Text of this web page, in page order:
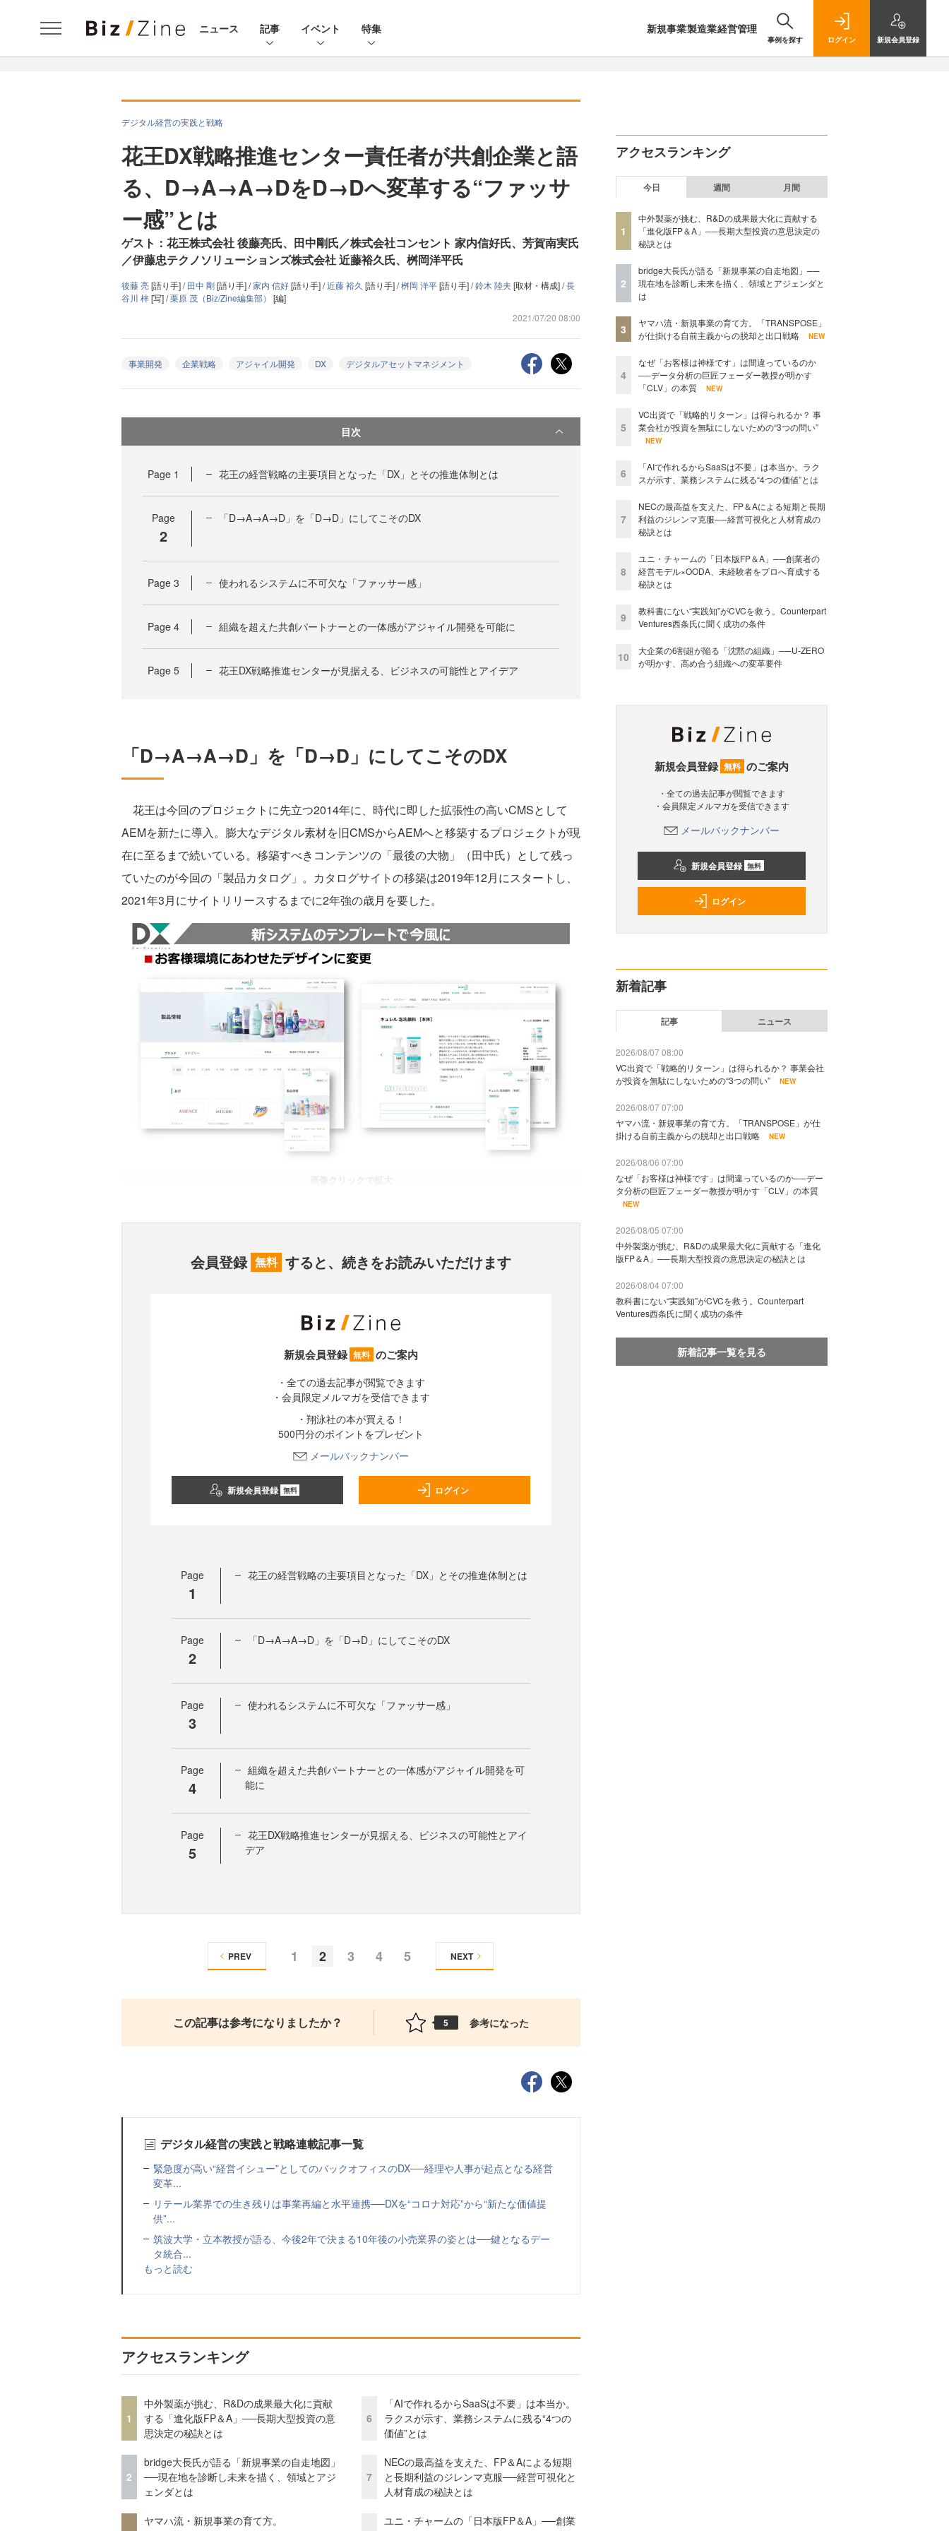
ニュース 記事 イベント 特集 新規事業製造業経営管理
事例を探す ログイン 新規会員登録
デジタル経営の実践と戦略
花王DX戦略推進センター責任者が共創企業と語
る、D→A→A→DをD→Dへ変革する“ファッサ
ー感”とは
ゲスト：花王株式会社 後藤亮氏、田中剛氏／株式会社コンセント 家内信好氏、芳賀南実氏
／伊藤忠テクノソリューションズ株式会社 近藤裕久氏、桝岡洋平氏
後藤 亮[語り手] /田中 剛[語り手] /家内 信好[語り手] /近藤 裕久 [語り手] /桝岡 洋平[語り手] /鈴木 陸夫 [取材・構成] /長
谷川 梓[写] /栗原 茂（Biz/Zine編集部） [編]
2021/07/20 08:00
事業開発 企業戦略 アジャイル開発 DX デジタルアセットマネジメント
目次
Page 1 花王の経営戦略の主要項目となった「DX」とその推進体制とは
Page
2
「D→A→A→D」を「D→D」にしてこそのDX
Page 3 使われるシステムに不可欠な「ファッサー感」
Page 4 組織を超えた共創パートナーとの一体感がアジャイル開発を可能に
Page 5 花王DX戦略推進センターが見据える、ビジネスの可能性とアイデア
「D→A→A→D」を「D→D」にしてこそのDX
花王は今回のプロジェクトに先立つ2014年に、時代に即した拡張性の高いCMSとして
AEMを新たに導入。膨大なデジタル素材を旧CMSからAEMへと移築するプロジェクトが現
在に至るまで続いている。移築すべきコンテンツの「最後の大物」（田中氏）として残っ
ていたのが今回の「製品カタログ」。カタログサイトの移築は2019年12月にスタートし、
2021年3月にサイトリリースするまでに2年強の歳月を要した。
画像クリックで拡大
会員登録 無料 すると、続きをお読みいただけます
新規会員登録 無料 のご案内
・全ての過去記事が閲覧できます
・会員限定メルマガを受信できます
・翔泳社の本が買える！
500円分のポイントをプレゼント
メールバックナンバー
新規会員登録 無料 ログイン
Page
1
花王の経営戦略の主要項目となった「DX」とその推進体制とは
Page
2
「D→A→A→D」を「D→D」にしてこそのDX
Page
3
使われるシステムに不可欠な「ファッサー感」
Page
4
組織を超えた共創パートナーとの一体感がアジャイル開発を可
能に
Page
5
花王DX戦略推進センターが見据える、ビジネスの可能性とアイ
デア
1 2 3 4 5
PREV NEXT
この記事は参考になりましたか？ 5 参考になった
デジタル経営の実践と戦略連載記事一覧
緊急度が高い“経営イシュー”としてのバックオフィスのDX──経理や人事が起点となる経営
変革...
リテール業界での生き残りは事業再編と水平連携──DXを“コロナ対応”から“新たな価値提
供”...
筑波大学・立本教授が語る、今後2年で決まる10年後の小売業界の姿とは──鍵となるデー
タ統合...
もっと読む
アクセスランキング
1
中外製薬が挑む、R&Dの成果最大化に貢献
する「進化版FP＆A」──長期大型投資の意
思決定の秘訣とは
2
bridge大長氏が語る「新規事業の自走地図」
──現在地を診断し未来を描く、領域とアジ
ェンダとは
ヤマハ流・新規事業の育て方。
6
「AIで作れるからSaaSは不要」は本当か。
ラクスが示す、業務システムに残る“4つの
価値”とは
7
NECの最高益を支えた、FP＆Aによる短期
と長期利益のジレンマ克服──経営可視化と
人材育成の秘訣とは
ユニ・チャームの「日本版FP＆A」──創業
アクセスランキング
今日 週間 月間
1
中外製薬が挑む、R&Dの成果最大化に貢献する
「進化版FP＆A」──長期大型投資の意思決定の
秘訣とは
2
bridge大長氏が語る「新規事業の自走地図」──
現在地を診断し未来を描く、領域とアジェンダと
は
3
ヤマハ流・新規事業の育て方。「TRANSPOSE」
が仕掛ける自前主義からの脱却と出口戦略
NEW
4
なぜ「お客様は神様です」は間違っているのか
──データ分析の巨匠フェーダー教授が明かす
「CLV」の本質
NEW
5
VC出資で「戦略的リターン」は得られるか？ 事
業会社が投資を無駄にしないための“3つの問い”
NEW
6
「AIで作れるからSaaSは不要」は本当か。ラク
スが示す、業務システムに残る“4つの価値”とは
7
NECの最高益を支えた、FP＆Aによる短期と長期
利益のジレンマ克服──経営可視化と人材育成の
秘訣とは
8
ユニ・チャームの「日本版FP＆A」──創業者の
経営モデル×OODA、未経験者をプロへ育成する
秘訣とは
9
教科書にない“実践知”がCVCを救う。Counterpart
Ventures西条氏に聞く成功の条件
10
大企業の6割超が陥る「沈黙の組織」──U-ZERO
が明かす、高め合う組織への変革要件
新規会員登録 無料 のご案内
・全ての過去記事が閲覧できます
・会員限定メルマガを受信できます
メールバックナンバー
新規会員登録 無料
ログイン
新着記事
記事 ニュース
2026/08/07 08:00
VC出資で「戦略的リターン」は得られるか？ 事業会社
が投資を無駄にしないための“3つの問い”
NEW
2026/08/07 07:00
ヤマハ流・新規事業の育て方。「TRANSPOSE」が仕
掛ける自前主義からの脱却と出口戦略
NEW
2026/08/06 07:00
なぜ「お客様は神様です」は間違っているのか──デー
タ分析の巨匠フェーダー教授が明かす「CLV」の本質
NEW
2026/08/05 07:00
中外製薬が挑む、R&Dの成果最大化に貢献する「進化
版FP＆A」──長期大型投資の意思決定の秘訣とは
2026/08/04 07:00
教科書にない“実践知”がCVCを救う。Counterpart
Ventures西条氏に聞く成功の条件
新着記事一覧を見る